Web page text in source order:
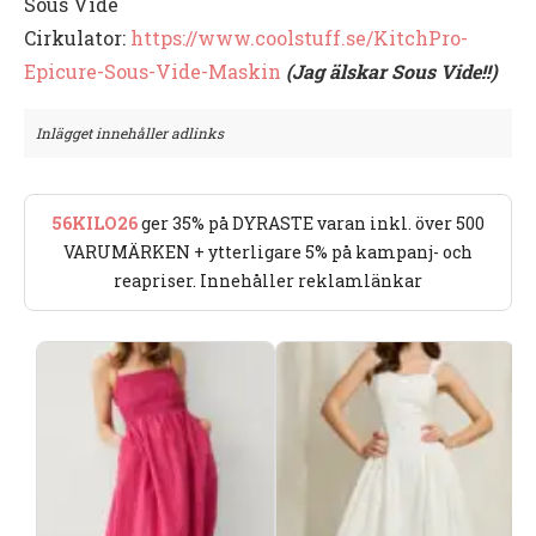
Cirkulator: https://www.coolstuff.se/KitchPro-
Epicure-Sous-Vide-Maskin (Jag älskar Sous Vide!!)
Inlägget innehåller adlinks
56KILO26ger 35% på DYRASTE varan inkl. över 500
VARUMÄRKEN + ytterligare 5% på kampanj- och
reapriser. Innehåller reklamlänkar